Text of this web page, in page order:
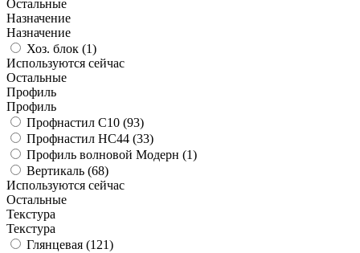
Остальные
Назначение
Назначение
Хоз. блок (1)
Используются сейчас
Остальные
Профиль
Профиль
Профнастил С10 (93)
Профнастил НС44 (33)
Профиль волновой Модерн (1)
Вертикаль (68)
Используются сейчас
Остальные
Текстура
Текстура
Глянцевая (121)